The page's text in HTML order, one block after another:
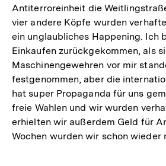
Antiterroreinheit die
vier andere Köpfe wurden
ein unglaubliches Happening. Ich
Einkaufen zurückgekommen, als
Maschinengewehren vor mir
festgenommen, aber die
hat super Propaganda für uns
freie Wahlen und wir wurden
erhielten wir außerdem Geld für
Wochen wurden wir schon wieder